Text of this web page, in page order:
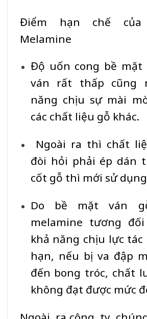
Điểm hạn chế
Melamine
Độ uốn cong bề mặt
ván rất thấp cũng
năng chịu sự mài
các chất liệu gỗ khác.
Ngoài ra thì chất
đòi hỏi phải ép dán
cốt gỗ thì mới sử
Do bề mặt ván
melamine tương
khả năng chịu lực
hạn, nếu bị va đập
đến bong tróc, chất
không đạt được mức